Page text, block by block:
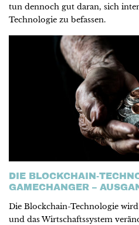
tun dennoch gut daran, sich
Technologie zu befassen.
DIE BLOCKCHAIN-
GAMECHANGER –
Die Blockchain-Technologie
und das Wirtschaftssystem